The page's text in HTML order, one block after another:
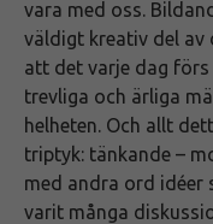
vara med oss.
väldigt kreativ del av
att det varje dag
trevliga och ärliga
helheten. Och allt
triptyk: tänkande –
med andra ord idéer
varit många